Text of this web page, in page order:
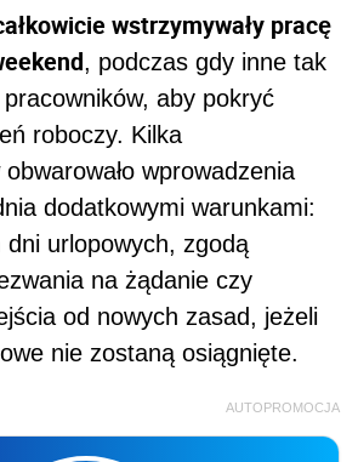
wstrzymywały pracę
, podczas gdy inne tak
pracowników, aby pokryć
roboczy. Kilka
wprowadzenia
dodatkowymi warunkami:
dni urlopowych, zgodą
na żądanie czy
od nowych zasad, jeżeli
nie zostaną osiągnięte.
AUTOPROMOCJA